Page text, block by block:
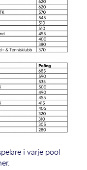
i varje pool